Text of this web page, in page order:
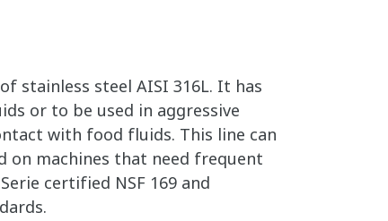
stainless steel AISI 316L. It has
or to be used in aggressive
with food fluids. This line can
on machines that need frequent
certified NSF 169 and